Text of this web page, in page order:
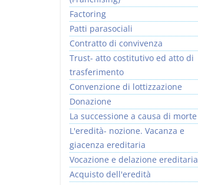
Factoring
Patti parasociali
Contratto di convivenza
Trust- atto costitutivo ed atto di
trasferimento
Convenzione di lottizzazione
Donazione
La successione a causa di morte
L'eredità- nozione. Vacanza e
giacenza ereditaria
Vocazione e delazione ereditaria
Acquisto dell'eredità